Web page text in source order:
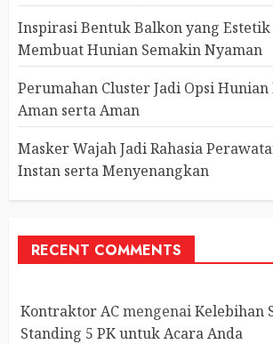
Inspirasi Bentuk Balkon yang
Membuat Hunian Semakin Nyaman
Perumahan Cluster Jadi Opsi
Aman serta Aman
Masker Wajah Jadi Rahasia
Instan serta Menyenangkan
RECENT COMMENTS
Kontraktor ACmengenaiKelebihan
Standing 5 PK untuk Acara Anda